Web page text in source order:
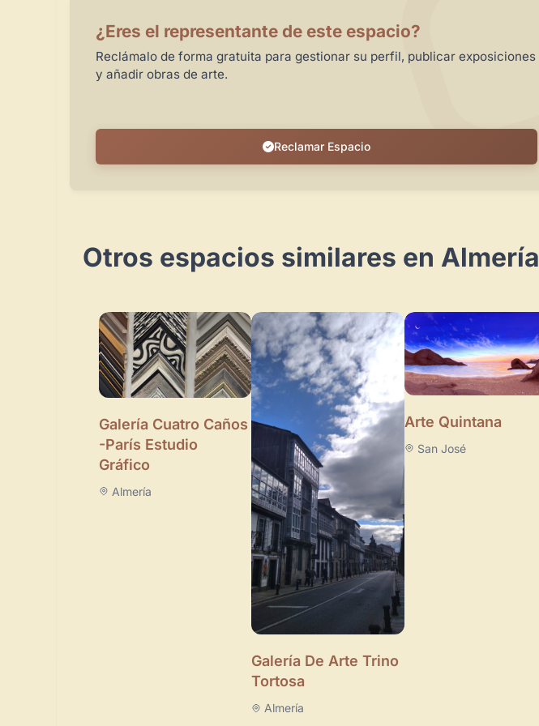
¿Eres el representante de este espacio?
Reclámalo de forma gratuita para gestionar su perfil, publicar exposiciones
y añadir obras de arte.
Reclamar Espacio
Otros espacios similares en Almería
Galería Cuatro Caños
-París Estudio
Gráfico
Almería
Galería De Arte Trino
Tortosa
Almería
Arte Quintana
San José